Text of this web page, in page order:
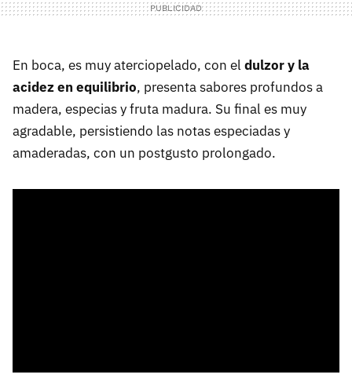
En boca, es muy aterciopelado, con el dulzor y la
acidez en equilibrio, presenta sabores profundos a
madera, especias y fruta madura. Su final es muy
agradable, persistiendo las notas especiadas y
amaderadas, con un postgusto prolongado.